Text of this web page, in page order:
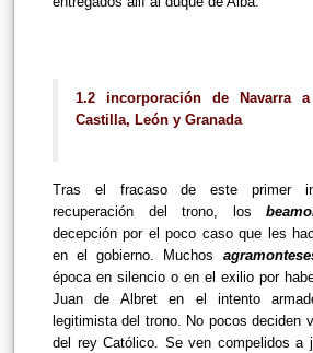
1.2 incorporación de Navarra
Castilla, León y Granada
Tras el fracaso de este primer
recuperación del trono, los
decepción por el poco caso que les
en el gobierno. Muchos
época en silencio o en el exilio por
Juan de Albret en el intento
legitimista del trono. No pocos deciden
del rey Católico. Se ven compelidos a